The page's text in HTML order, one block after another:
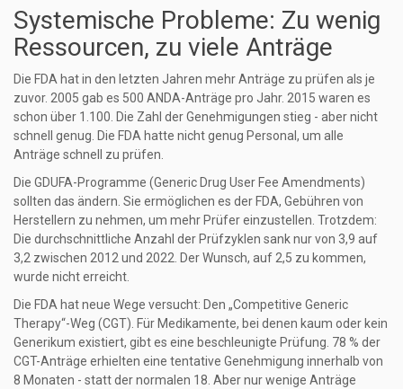
Systemische Probleme: Zu wenig
Ressourcen, zu viele Anträge
Die FDA hat in den letzten Jahren mehr Anträge zu prüfen als je
zuvor. 2005 gab es 500 ANDA-Anträge pro Jahr. 2015 waren es
schon über 1.100. Die Zahl der Genehmigungen stieg - aber nicht
schnell genug. Die FDA hatte nicht genug Personal, um alle
Anträge schnell zu prüfen.
Die GDUFA-Programme (Generic Drug User Fee Amendments)
sollten das ändern. Sie ermöglichen es der FDA, Gebühren von
Herstellern zu nehmen, um mehr Prüfer einzustellen. Trotzdem:
Die durchschnittliche Anzahl der Prüfzyklen sank nur von 3,9 auf
3,2 zwischen 2012 und 2022. Der Wunsch, auf 2,5 zu kommen,
wurde nicht erreicht.
Die FDA hat neue Wege versucht: Den „Competitive Generic
Therapy“-Weg (CGT). Für Medikamente, bei denen kaum oder kein
Generikum existiert, gibt es eine beschleunigte Prüfung. 78 % der
CGT-Anträge erhielten eine tentative Genehmigung innerhalb von
8 Monaten - statt der normalen 18. Aber nur wenige Anträge